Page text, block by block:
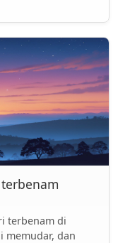
terbenam di
memudar, dan